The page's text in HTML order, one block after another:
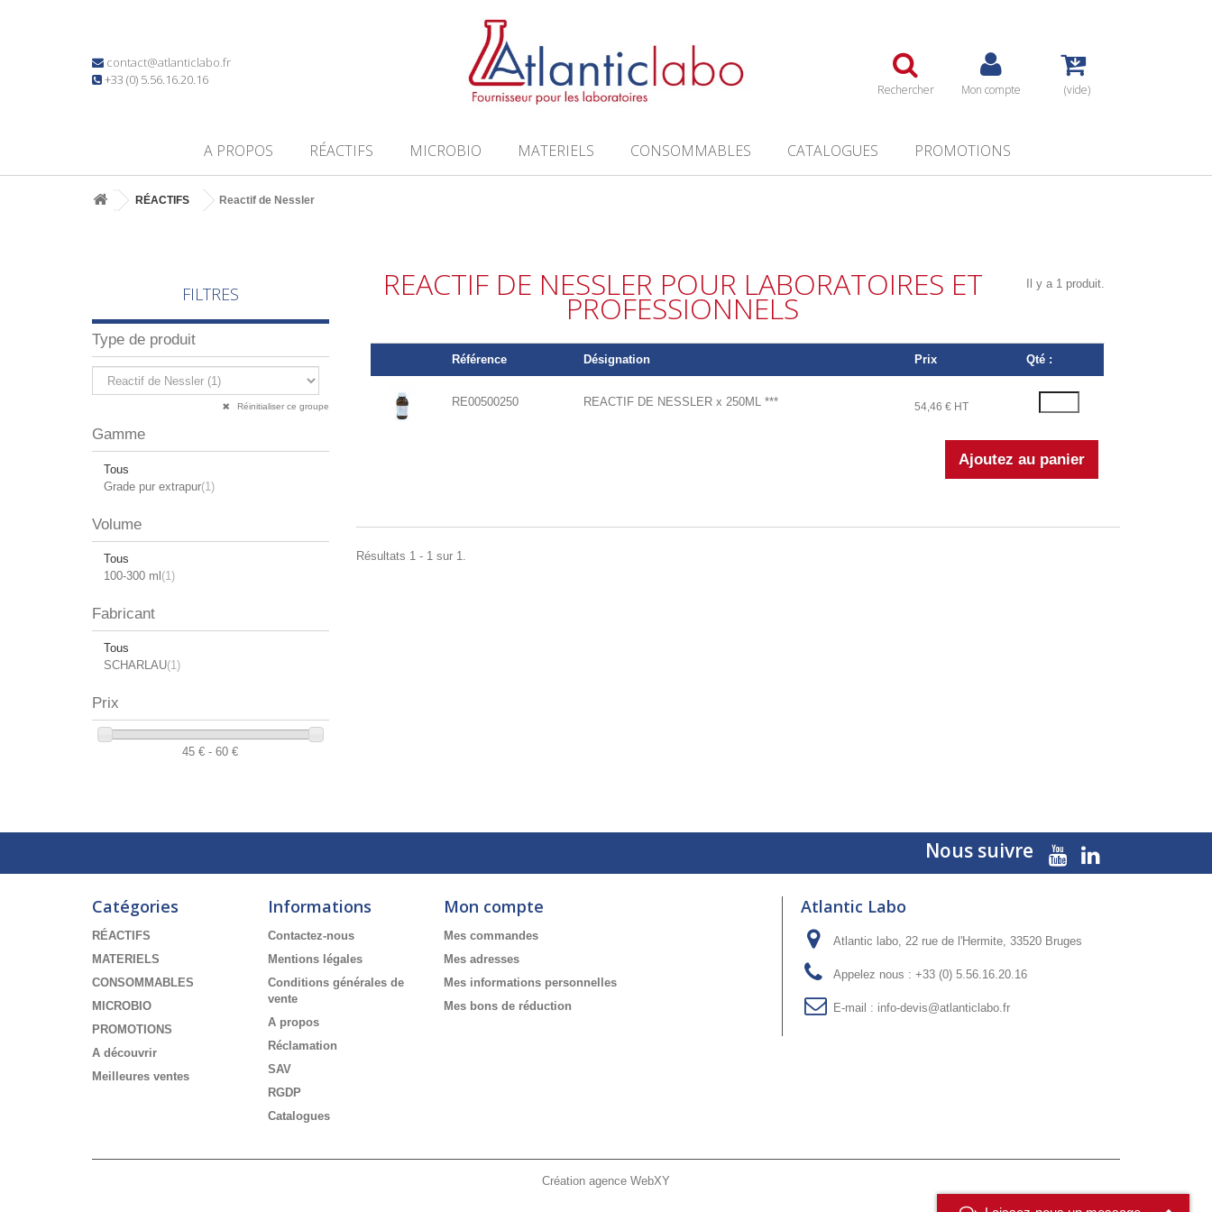
contact@atlanticlabo.fr
+33 (0) 5.56.16.20.16
Rechercher Mon compte (vide)
A PROPOS RÉACTIFS MICROBIO MATERIELS CONSOMMABLES CATALOGUES PROMOTIONS
RÉACTIFS Reactif de Nessler
FILTRES
Type de produit
Réinitialiser ce groupe
Gamme
Tous
Grade pur extrapur(1)
Volume
Tous
100-300 ml(1)
Fabricant
Tous
SCHARLAU(1)
Prix
45 € - 60 €
REACTIF DE NESSLER POUR LABORATOIRES ET
PROFESSIONNELS
Il y a 1 produit.
Référence Désignation Prix Qté :
RE00500250 REACTIF DE NESSLER x 250ML *** 54,46 € HT
Résultats 1 - 1 sur 1.
Nous suivre
Catégories
RÉACTIFS
MATERIELS
CONSOMMABLES
MICROBIO
PROMOTIONS
A découvrir
Meilleures ventes
Informations
Contactez-nous
Mentions légales
Conditions générales de
vente
A propos
Réclamation
SAV
RGDP
Catalogues
Création agence WebXY
Mon compte
Mes commandes
Mes adresses
Mes informations personnelles
Mes bons de réduction
Atlantic Labo
Atlantic labo, 22 rue de l'Hermite, 33520 Bruges
Appelez nous : +33 (0) 5.56.16.20.16
E-mail : info-devis@atlanticlabo.fr